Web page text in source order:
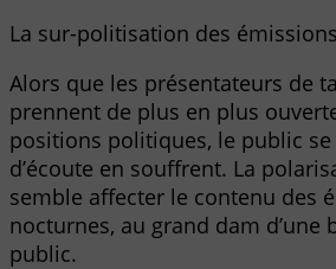
La sur-politisation des
Alors que les présentateurs de
prennent de plus en plus
positions politiques, le public
d’écoute en souffrent. La
semble affecter le contenu des
nocturnes, au grand dam d’une
public.